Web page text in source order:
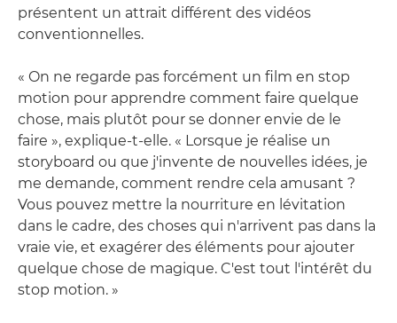
présentent un attrait différent des vidéos
conventionnelles.
« On ne regarde pas forcément un film en stop
motion pour apprendre comment faire quelque
chose, mais plutôt pour se donner envie de le
faire », explique-t-elle. « Lorsque je réalise un
storyboard ou que j'invente de nouvelles idées, je
me demande, comment rendre cela amusant ?
Vous pouvez mettre la nourriture en lévitation
dans le cadre, des choses qui n'arrivent pas dans la
vraie vie, et exagérer des éléments pour ajouter
quelque chose de magique. C'est tout l'intérêt du
stop motion. »